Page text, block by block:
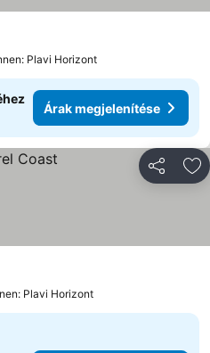
Plavi Horizont
Árak megjelenítése
Plavi Horizont